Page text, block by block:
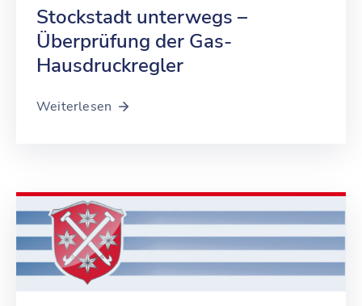
Stockstadt unterwegs –
Überprüfung der Gas-
Hausdruckregler
Weiterlesen